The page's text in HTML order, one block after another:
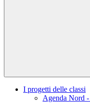
I progetti delle classi
Agenda Nord